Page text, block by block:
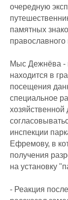
очередную
памятных
православного
Мыс Дежнёва -
находится в
посещения
специальное
хозяйственной
инспекции
Ефремову, в
получения
на установку
- Реакция